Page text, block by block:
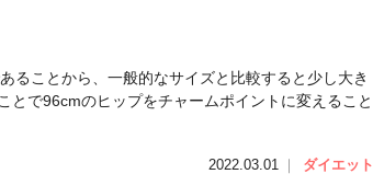
ることから、一般的なサイズと比較すると少し大き
で96cmのヒップをチャームポイントに変えること
2022.03.01 ｜ ダイエット